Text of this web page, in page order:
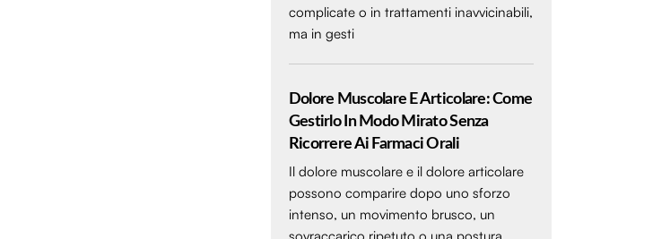
complicate o in trattamenti inavvicinabili,
ma in gesti
Dolore Muscolare E Articolare: Come
Gestirlo In Modo Mirato Senza
Ricorrere Ai Farmaci Orali
Il dolore muscolare e il dolore articolare
possono comparire dopo uno sforzo
intenso, un movimento brusco, un